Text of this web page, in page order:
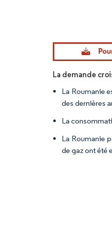
Image © Mordor
La demande
La Roumanie
des dernières
La
La Roumanie
de gaz ont été